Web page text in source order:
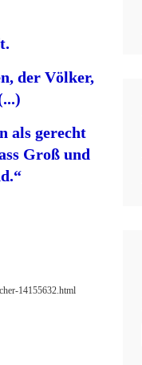
der Völker,
als gerecht
Groß und
14155632.html